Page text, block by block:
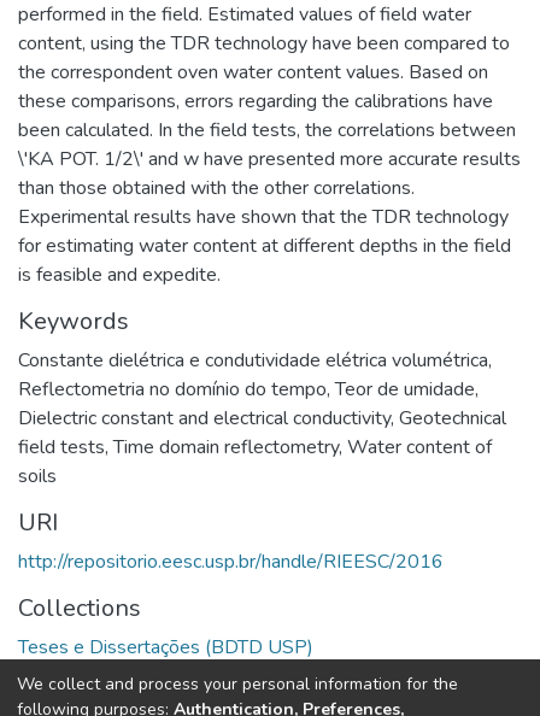
performed in the field. Estimated values of field water
content, using the TDR technology have been compared to
the correspondent oven water content values. Based on
these comparisons, errors regarding the calibrations have
been calculated. In the field tests, the correlations between
\'KA POT. 1/2\' and w have presented more accurate results
than those obtained with the other correlations.
Experimental results have shown that the TDR technology
for estimating water content at different depths in the field
is feasible and expedite.
Keywords
Constante dielétrica e condutividade elétrica volumétrica,
Reflectometria no domínio do tempo,Teor de umidade,
Dielectric constant and electrical conductivity, Geotechnical
field tests,Time domain reflectometry, Water content of
soils
URI
http://repositorio.eesc.usp.br/handle/RIEESC/2016
Collections
Teses e Dissertações (BDTD USP)
Full item page
We collect and process your personal information for the
following purposes: Authentication, Preferences,